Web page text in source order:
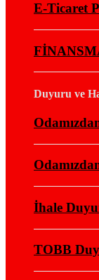
E-Ticaret
Duyuru ve
İhale
TOBB